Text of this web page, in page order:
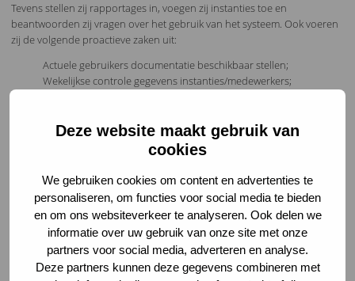
Deze website maakt gebruik van
cookies
We gebruiken cookies om content en advertenties te
personaliseren, om functies voor social media te bieden
en om ons websiteverkeer te analyseren. Ook delen we
informatie over uw gebruik van onze site met onze
partners voor social media, adverteren en analyse.
Deze partners kunnen deze gegevens combineren met
Tevens stellen zij rapportages in, voegen zij instanties toe en
beantwoorden zij vragen over het gebruik van het systeem. Ook voeren
zij de volgende proactieve zaken uit:
Actuele gebruikers documentatie beschikbaar stellen;
Wekelijkse controle gegevens instanties/medewerkers;
Voor meer dan 20 regio’s verzorgt MULTIsignaal inmiddels het
Functioneel Applicatie Beheer.
Heeft u vragen?